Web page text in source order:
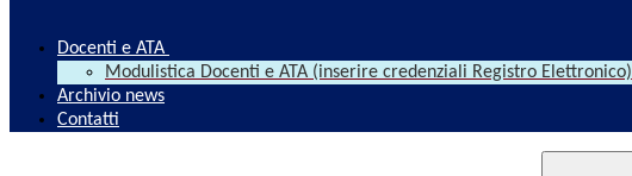
Docenti e ATA
Modulistica Docenti e ATA (inserire credenziali Registro Elettronico)
Archivio news
Contatti